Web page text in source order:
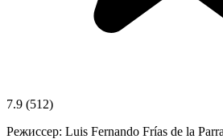
7.9 (512)
Режиссер: Luis Fernando Frías de la Parra